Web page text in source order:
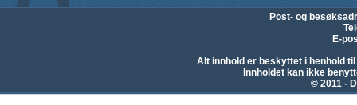
Post- og
E-
Alt innhold er beskyttet i henhold
Innholdet kan ikke
© 2011 -